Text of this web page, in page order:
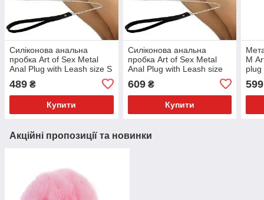
Силіконова анальна
пробка Art of Sex Metal
Anal Plug with Leash size S
489 ₴
Купити
Силіконова анальна
пробка Art of Sex Metal
Anal Plug with Leash size
609₴
Купити
М
plug
599
Акційні пропозиції та новинки